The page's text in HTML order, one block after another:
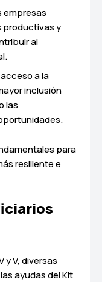
empresas
productivas y
al
a la
inclusión
las
para
resiliente e
y V, diversas
ayudas del Kit